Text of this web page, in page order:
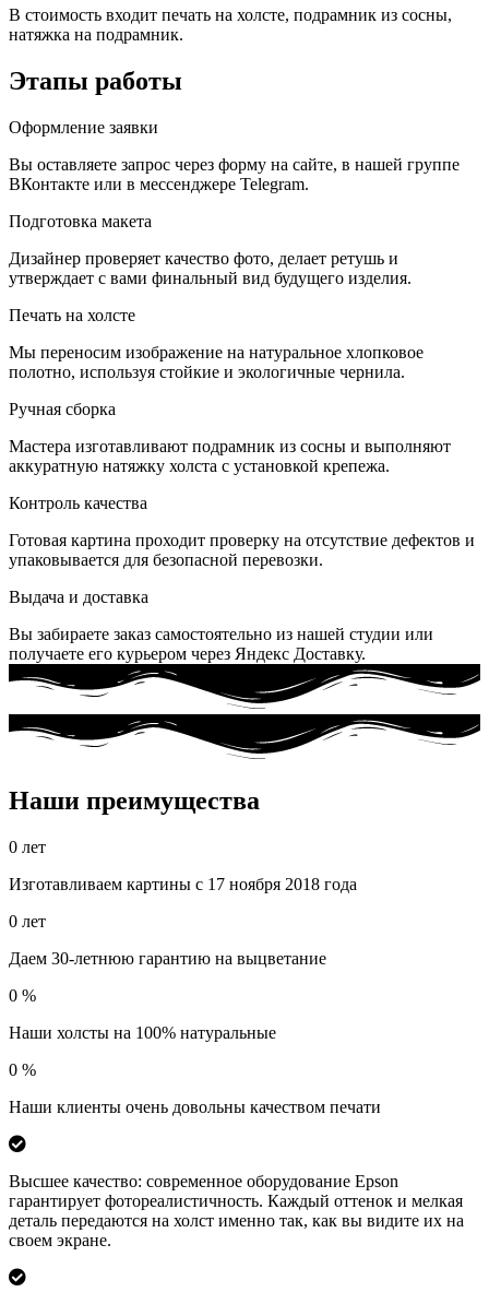
В стоимость входит печать на холсте, подрамник из сосны,
натяжка на подрамник.
Этапы работы
Оформление заявки
Вы оставляете запрос через форму на сайте, в нашей группе
ВКонтакте или в мессенджере Telegram.
Подготовка макета
Дизайнер проверяет качество фото, делает ретушь и
утверждает с вами финальный вид будущего изделия.
Печать на холсте
Мы переносим изображение на натуральное хлопковое
полотно, используя стойкие и экологичные чернила.
Ручная сборка
Мастера изготавливают подрамник из сосны и выполняют
аккуратную натяжку холста с установкой крепежа.
Контроль качества
Готовая картина проходит проверку на отсутствие дефектов и
упаковывается для безопасной перевозки.
Выдача и доставка
Вы забираете заказ самостоятельно из нашей студии или
получаете его курьером через Яндекс Доставку.
Наши преимущества
0 лет
Изготавливаем картины с 17 ноября 2018 года
0 лет
Даем 30-летнюю гарантию на выцветание
0 %
Наши холсты на 100% натуральные
0 %
Наши клиенты очень довольны качеством печати
Высшее качество: современное оборудование Epson
гарантирует фотореалистичность. Каждый оттенок и мелкая
деталь передаются на холст именно так, как вы видите их на
своем экране.